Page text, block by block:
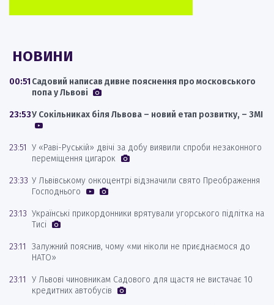
НОВИНИ
00:51 Садовий написав дивне пояснення про московського
попа у Львові
23:53У Сокільниках біля Львова – новий етап розвитку, – ЗМІ
23:51 У «Раві-Руській» двічі за добу виявили спроби незаконного
переміщення цигарок
23:33 У Львівському онкоцентрі відзначили свято Преображення
Господнього
23:13 Українські прикордонники врятували угорського підлітка на
Тисі
23:11
Залужний пояснив, чому «ми ніколи не приєднаємося до
НАТО»
23:11
У Львові чиновникам Садового для щастя не вистачає 10
кредитних автобусів